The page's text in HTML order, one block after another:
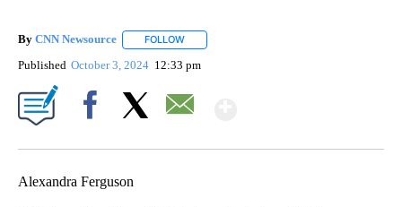
By CNN Newsource FOLLOW
Published October 3, 2024 12:33 pm
Alexandra Ferguson